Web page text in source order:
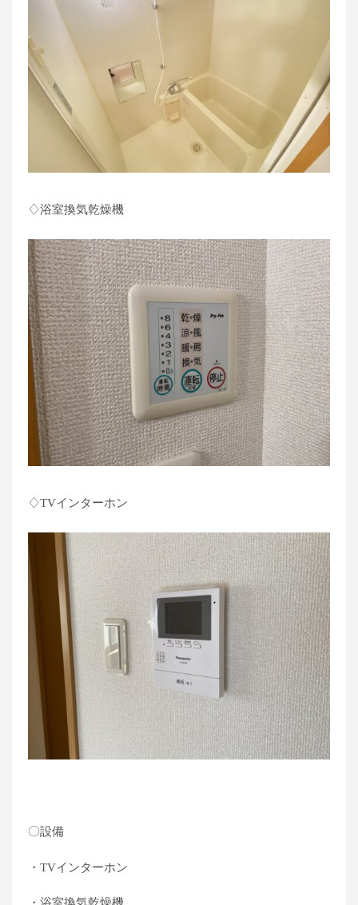
♢浴室換気乾燥機
♢TVインターホン
〇設備
・TVインターホン